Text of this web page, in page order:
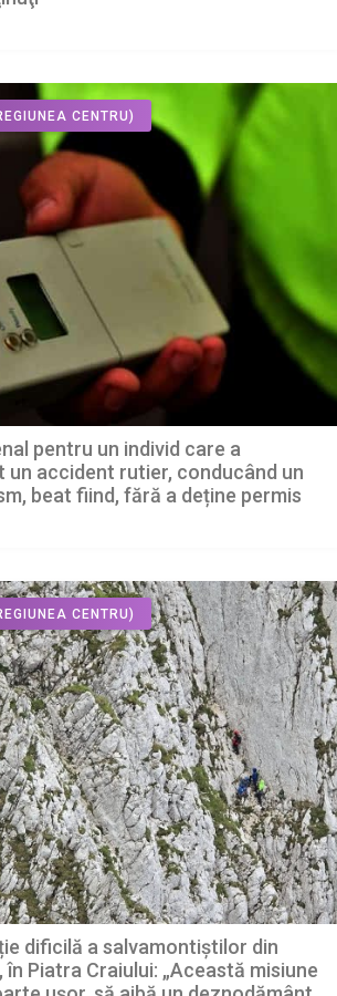
CENTRU)
pentru un individ care a
un accident rutier, conducând un
beat fiind, fără a deține permis
CENTRU)
dificilă a salvamontiștilor din
în Piatra Craiului: „Această misiune